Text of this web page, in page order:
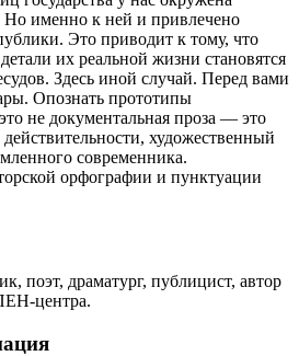
именно к ней и привлечено
Это приводит к тому, что
их реальной жизни становятся
Здесь иной случай. Перед вами
Опознать прототипы
не документальная проза — это
художественный
современника.
орфографии и пунктуации
поэт, драматург, публицист, автор
центра.